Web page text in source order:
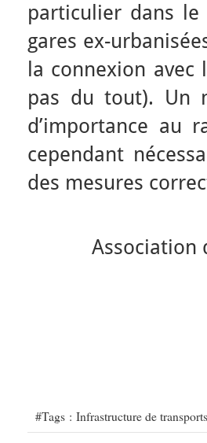
particulier dans le
gares ex-
la connexion
pas du tout). Un
d’importance au
cependant
des mesures
Association
#Tags : Infrastructure de transports